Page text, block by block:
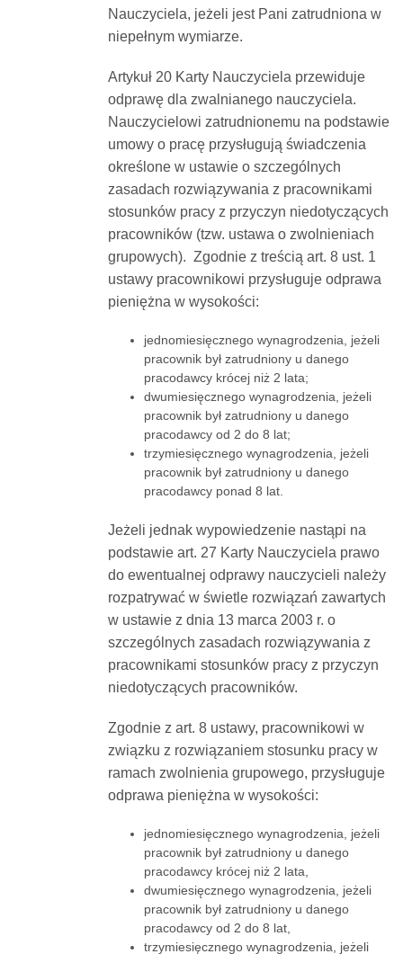
Nauczyciela, jeżeli jest Pani zatrudniona w
niepełnym wymiarze.
Artykuł 20 Karty Nauczyciela przewiduje
odprawę dla zwalnianego nauczyciela.
Nauczycielowi zatrudnionemu na podstawie
umowy o pracę przysługują świadczenia
określone w ustawie o szczególnych
zasadach rozwiązywania z pracownikami
stosunków pracy z przyczyn niedotyczących
pracowników (tzw. ustawa o zwolnieniach
grupowych). Zgodnie z treścią art. 8 ust. 1
ustawy pracownikowi przysługuje odprawa
pieniężna w wysokości:
jednomiesięcznego wynagrodzenia, jeżeli
pracownik był zatrudniony u danego
pracodawcy krócej niż 2 lata;
dwumiesięcznego wynagrodzenia, jeżeli
pracownik był zatrudniony u danego
pracodawcy od 2 do 8 lat;
trzymiesięcznego wynagrodzenia, jeżeli
pracownik był zatrudniony u danego
pracodawcy ponad 8 lat.
Jeżeli jednak wypowiedzenie nastąpi na
podstawie art. 27 Karty Nauczyciela prawo
do ewentualnej odprawy nauczycieli należy
rozpatrywać w świetle rozwiązań zawartych
w ustawie z dnia 13 marca 2003 r. o
szczególnych zasadach rozwiązywania z
pracownikami stosunków pracy z przyczyn
niedotyczących pracowników.
Zgodnie z art. 8 ustawy, pracownikowi w
związku z rozwiązaniem stosunku pracy w
ramach zwolnienia grupowego, przysługuje
odprawa pieniężna w wysokości:
jednomiesięcznego wynagrodzenia, jeżeli
pracownik był zatrudniony u danego
pracodawcy krócej niż 2 lata,
dwumiesięcznego wynagrodzenia, jeżeli
pracownik był zatrudniony u danego
pracodawcy od 2 do 8 lat,
trzymiesięcznego wynagrodzenia, jeżeli